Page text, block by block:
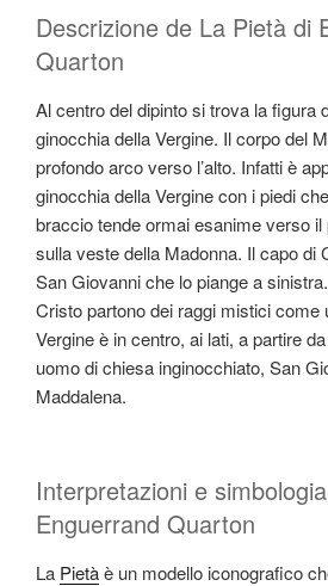
Descrizione de La Pietà di
Quarton
Al centro del dipinto si trova la figura
ginocchia della Vergine. Il corpo del
profondo arco verso l’alto. Infatti è
ginocchia della Vergine con i piedi
braccio tende ormai esanime verso
sulla veste della Madonna. Il capo di
San Giovanni che lo piange a
Cristo partono dei raggi mistici come
Vergine è in centro, ai lati, a partire
uomo di chiesa inginocchiato, San
Maddalena.
Interpretazioni e
Enguerrand Quarton
La Pietàè un modello iconografico